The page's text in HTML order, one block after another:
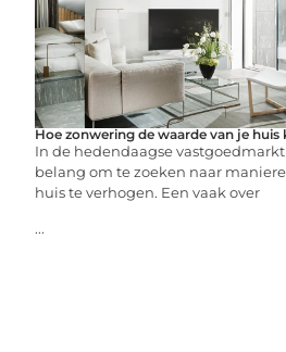
Hoe zonwering de waarde van je huis
In de hedendaagse
belang om te zoeken naar
huis te verhogen. Een vaak over
...